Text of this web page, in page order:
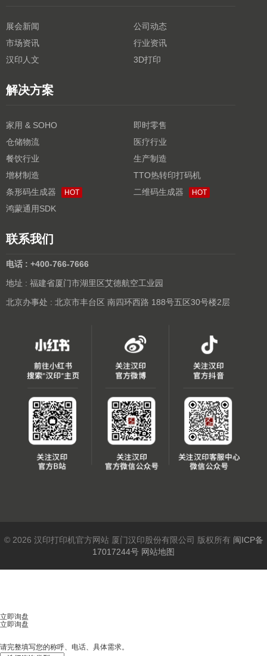
展会新闻
公司动态
市场资讯
行业资讯
汉印人文
3D打印
解决方案
家用 & SOHO
即时零售
仓储物流
医疗行业
餐饮行业
生产制造
增材制造
TTO热转印打码机
条形码生成器
HOT 二维码生成器 HOT
鸿蒙通用SDK
联系我们
电话 : +400-766-7666
地址 : 福建省厦门市湖里区艾德航空工业园
北京办事处 : 北京市丰台区 南四环西路 188号五区30号楼2层
© 2026 汉印打印机官方网站 厦门汉印股份有限公司 版权所有 闽ICP备
17017244号 网站地图
立即询盘
立即询盘
请完整填写您的称呼、电话、具体需求。